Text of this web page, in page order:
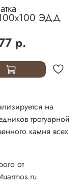
ЭДД
р.
на
тротуарной
камня всех
от